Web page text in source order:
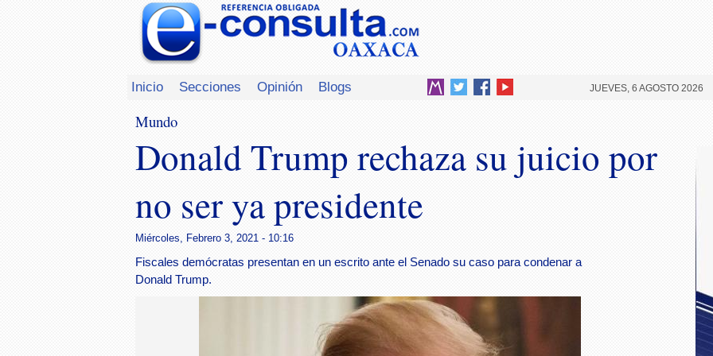
Inicio Secciones Opinión Blogs JUEVES, 6 AGOSTO 2026
Mundo
Donald Trump rechaza su juicio por
no ser ya presidente
Miércoles, Febrero 3, 2021 - 10:16
Fiscales demócratas presentan en un escrito ante el Senado su caso para condenar a
Donald Trump.